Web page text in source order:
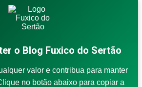
o Blog Fuxico do Sertão
valor e contribua para manter
no botão abaixo para copiar a